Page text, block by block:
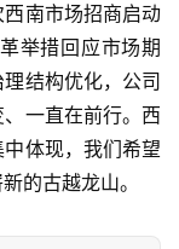
南市场招商启动
举措回应市场期
结构优化，公司
一直在前行。西
体现，我们希望
的古越龙山。